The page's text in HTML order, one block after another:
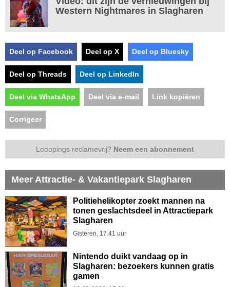
Western Nightmares in Slagharen
Deel op Facebook Deel op X Deel op Bluesky
Deel op Threads Deel op LinkedIn
Deel via WhatsApp Deel via e-mail Link kopiëren
Corrigeer
Looopings reclamevrij? Neem een abonnement
Meer Attractie- & Vakantiepark Slagharen
Politiehelikopter zoekt mannen na
tonen geslachtsdeel in Attractiepark
Slagharen
Gisteren, 17.41 uur
Nintendo duikt vandaag op in
Slagharen: bezoekers kunnen gratis
gamen